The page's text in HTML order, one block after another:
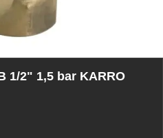
1/2" 1,5 bar KARRO